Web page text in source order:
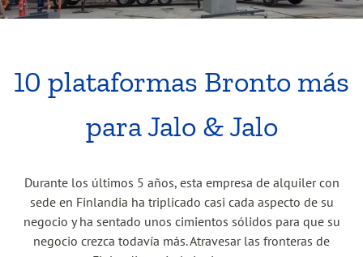
10 plataformas Bronto más
para Jalo & Jalo
Durante los últimos 5 años, esta empresa de alquiler con
sede en Finlandia ha triplicado casi cada aspecto de su
negocio y ha sentado unos cimientos sólidos para que su
negocio crezca todavía más. Atravesar las fronteras de